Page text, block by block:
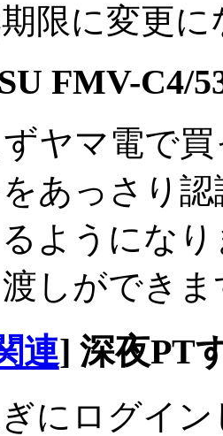
限に変更
FMV-C4/
ヤマ電で
あっさり認
ようにな
しができ
連] 深夜PT
にログイ